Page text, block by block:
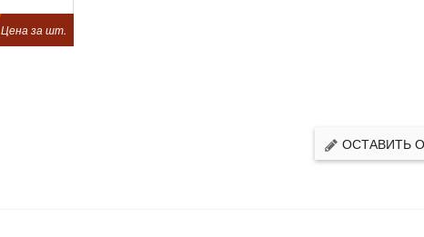
Цена за шт.
ОСТАВИТЬ